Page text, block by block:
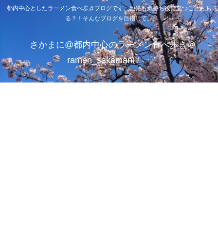
都内中心としたラーメン食べ歩きブログです。他にも気持ち役に立つこともあ
る？！そんなブログを目指して。
さかまに@都内中心のラーメン食べ歩き＠
ramen_sakamani